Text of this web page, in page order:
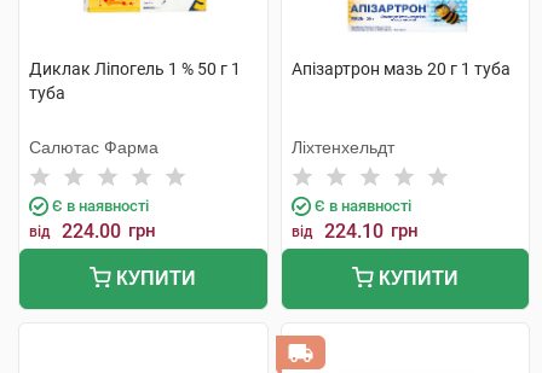
Диклак Ліпогель 1 % 50 г 1
туба
Салютас Фарма
Є в наявності
від 224.00 грн
КУПИТИ
Апізартрон мазь 20 г 1 туба
Ліхтенхельдт
Є в наявності
від 224.10 грн
КУПИТИ